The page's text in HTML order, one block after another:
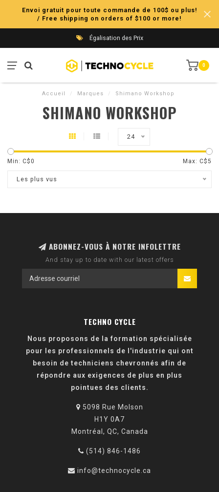
Envoi gratuit pour toute commande de 100$ ou plus!
/ Free shipping on orders of $100 or more!
Égalisation des Prix
0
Accueil / Marques / Shimano Workshop
SHIMANO WORKSHOP
24
Min: C$0 Max: C$5
Les plus vus
ABONNEZ-VOUS À NOTRE INFOLETTRE
And stay up to date with our latest offers
TECHNO CYCLE
Nous proposons de la formation spécialisée
pour les professionnels de l'industrie qui ont
besoin de techniciens chevronnés afin de
répondre aux exigences de plus en plus
pointues des clients.
5098 Rue Molson
H1Y 0A7
Montréal, QC, Canada
(514) 846-1486
info@technocycle.ca